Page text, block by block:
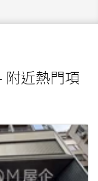
附近熱門項